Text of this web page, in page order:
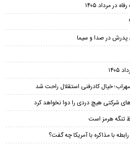
در مرداد ۱۴۰۵
پدرش در صدا و سیما
خیال کادرفنی استقلال راحت شد
شرکتی هیچ دردی را دوا نخواهد کرد
تنگه هرمز است
با مذاکره با آمریکا چه گفت؟